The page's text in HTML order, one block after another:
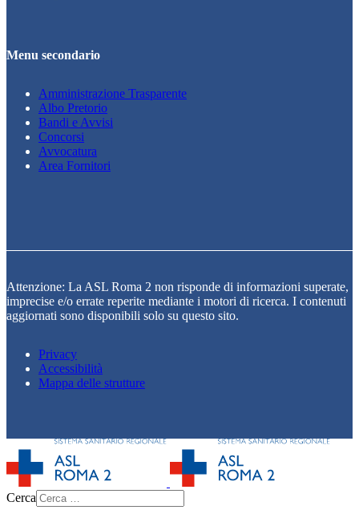
Menu secondario
Amministrazione Trasparente
Albo Pretorio
Bandi e Avvisi
Concorsi
Avvocatura
Area Fornitori
Attenzione: La ASL Roma 2 non risponde di informazioni superate,
imprecise e/o errate reperite mediante i motori di ricerca. I contenuti
aggiornati sono disponibili solo su questo sito.
Privacy
Accessibilità
Mappa delle strutture
Cerca